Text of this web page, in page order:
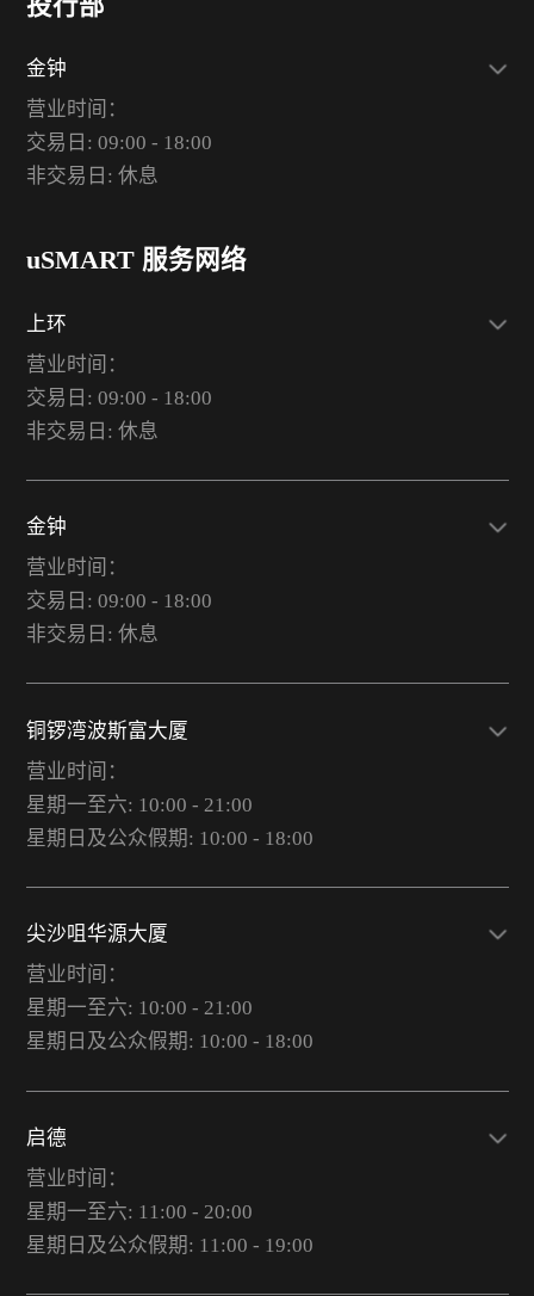
投行部
金钟
营业时间：
交易日: 09:00 - 18:00
非交易日: 休息
uSMART 服务网络
上环
营业时间：
交易日: 09:00 - 18:00
非交易日: 休息
金钟
营业时间：
交易日: 09:00 - 18:00
非交易日: 休息
铜锣湾波斯富大厦
营业时间：
星期一至六: 10:00 - 21:00
星期日及公众假期: 10:00 - 18:00
尖沙咀华源大厦
营业时间：
星期一至六: 10:00 - 21:00
星期日及公众假期: 10:00 - 18:00
启德
营业时间：
星期一至六: 11:00 - 20:00
星期日及公众假期: 11:00 - 19:00